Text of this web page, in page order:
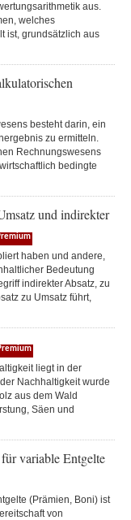
aus.
welches
ist, grundsätzlich aus
besteht darin, ein
zu ermitteln.
Rechnungswesens
bedingte
und indirekter
haben und andere,
Bedeutung
indirekter Absatz, zu
zu Umsatz führt,
liegt in der
Nachhaltigkeit wurde
aus dem Wald
Säen und
variable Entgelte
(Prämien, Boni) ist
von